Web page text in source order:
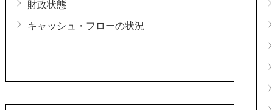
財政状態
キャッシュ・フローの状況